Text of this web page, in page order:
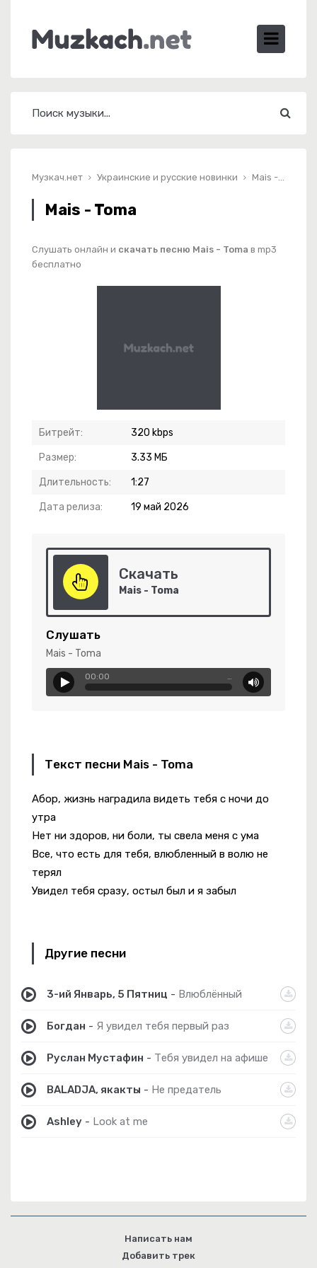
Музкач.нет Украинские и русские новинки Mais - Toma
Mais - Toma
Слушать онлайн и скачать песню Mais - Toma в mp3
бесплатно
Битрейт: 320 kbps
Размер: 3.33 МБ
Длительность: 1:27
Дата релиза: 19 май 2026
Скачать
Mais - Toma
Слушать
Mais - Toma
00:00 …
Текст песни Mais - Toma
Абор, жизнь наградила видеть тебя с ночи до
утра
Нет ни здоров, ни боли, ты свела меня с ума
Все, что есть для тебя, влюбленный в волю не
терял
Увидел тебя сразу, остыл был и я забыл
Другие песни
3-ий Январь, 5 Пятниц - Влюблённый
Богдан - Я увидел тебя первый раз
Руслан Мустафин - Тебя увидел на афише
BALADJA, якакты - Не предатель
Ashley - Look at me
Написать нам
Добавить трек
-В Зеркальной Глубине
Истина
Навстречу Ветер Холодный Дует.